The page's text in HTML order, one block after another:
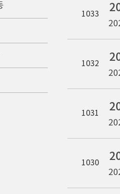
1033
1032
1031
1030